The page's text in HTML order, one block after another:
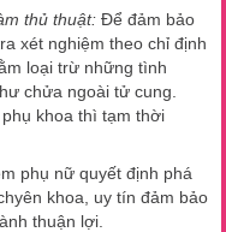
thủ thuật: Để đảm bảo
xét nghiệm theo chỉ định
loại trừ những tình
chửa ngoài tử cung.
khoa thì tạm thời
phụ nữ quyết định phá
khoa, uy tín đảm bảo
thuận lợi.